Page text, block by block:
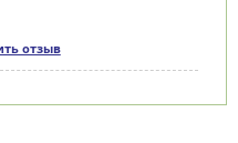
отзыв